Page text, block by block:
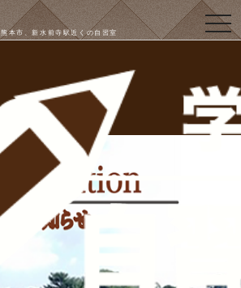
熊本市、新水前寺駅近くの自習室